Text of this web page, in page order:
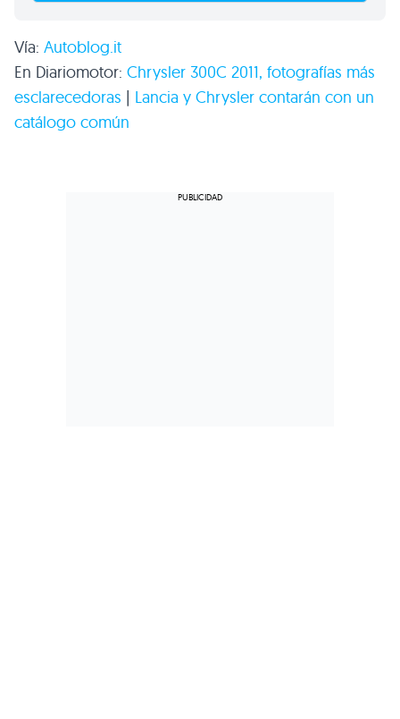
Vía: Autoblog.it
En Diariomotor: Chrysler 300C 2011, fotografías más
esclarecedoras | Lancia y Chrysler contarán con un
catálogo común